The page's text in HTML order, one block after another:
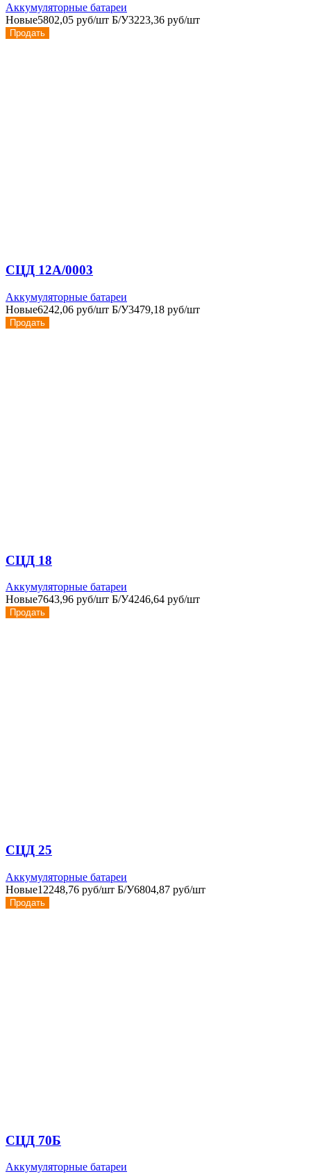
Аккумуляторные батареи
Новые5802,05 руб/шт Б/У3223,36 руб/шт
Продать
СЦД 12А/0003
Аккумуляторные батареи
Новые6242,06 руб/шт Б/У3479,18 руб/шт
Продать
СЦД 18
Аккумуляторные батареи
Новые7643,96 руб/шт Б/У4246,64 руб/шт
Продать
СЦД 25
Аккумуляторные батареи
Новые12248,76 руб/шт Б/У6804,87 руб/шт
Продать
СЦД 70Б
Аккумуляторные батареи